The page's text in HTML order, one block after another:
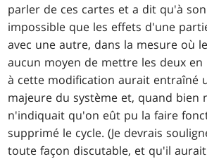
parler de ces cartes et a dit qu'à
impossible que les effets d'une
avec une autre, dans la mesure où
aucun moyen de mettre les deux
à cette modification aurait entraîné
majeure du système et, quand bien
n'indiquait qu'on eût pu la faire
supprimé le cycle. (Je devrais
toute façon discutable, et qu'il